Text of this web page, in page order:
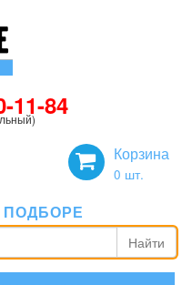
11-84
Корзина
0 шт.
Найти